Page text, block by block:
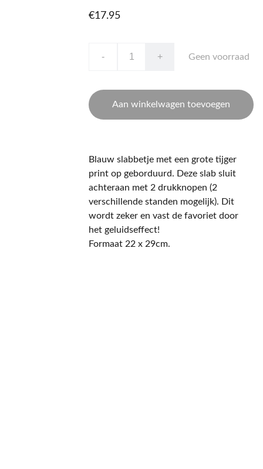
€17.95
- + Geen voorraad
Aan winkelwagen toevoegen
Blauw slabbetje met een grote tijger
print op geborduurd. Deze slab sluit
achteraan met 2 drukknopen (2
verschillende standen mogelijk). Dit
wordt zeker en vast de favoriet door
het geluidseffect!
Formaat 22 x 29cm.